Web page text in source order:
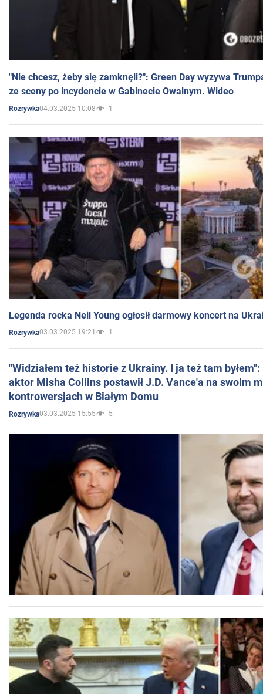
"Nie chcesz, żeby się zamknęli?": Green Day wyzywa
ze sceny po incydencie w Gabinecie Owalnym. Wideo
Rozrywka04.03.2025 10:08 1
Legenda rocka Neil Young ogłosił darmowy koncert na
Rozrywka03.03.2025 19:21 1
"Widziałem też historie z Ukrainy. I ja też tam
aktor Misha Collins postawił J.D. Vance'a na swoim
kontrowersjach w Białym Domu
Rozrywka03.03.2025 15:55 5